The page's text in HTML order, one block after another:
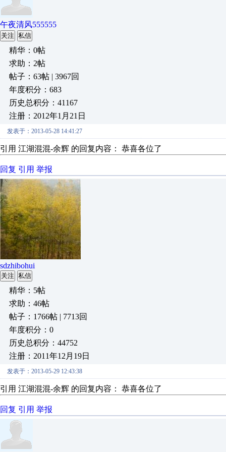
午夜清风555555
关注 私信
精华：0帖
求助：2帖
帖子：63帖 | 3967回
年度积分：683
历史总积分：41167
注册：2012年1月21日
发表于：2013-05-28 14:41:27
引用 江湖混混-余辉 的回复内容： 恭喜各位了
回复 引用 举报
sdzhibohui
关注 私信
精华：5帖
求助：46帖
帖子：1766帖 | 7713回
年度积分：0
历史总积分：44752
注册：2011年12月19日
发表于：2013-05-29 12:43:38
引用 江湖混混-余辉 的回复内容： 恭喜各位了
回复 引用 举报